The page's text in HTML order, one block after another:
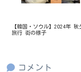
【韓国・ソウル】2024年
旅行 街の様子
コメント